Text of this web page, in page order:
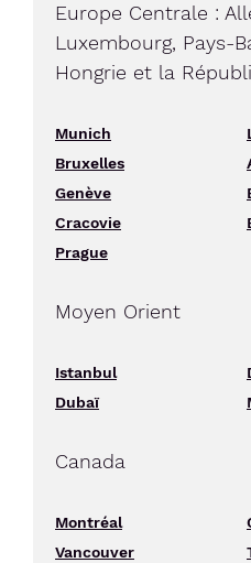
Europe Centrale :
Luxembourg, Pays-
Hongrie et la
Munich
Bruxelles
Genève
Cracovie
Prague
Moyen Orient
Istanbul
Dubaï
Canada
Montréal
Vancouver